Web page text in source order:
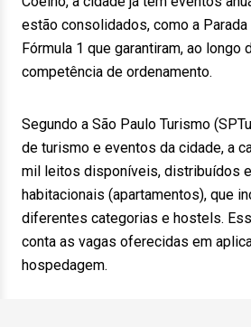
estão consolidados, como a Parada
Fórmula 1 que garantiram, ao longo
competência de ordenamento.
Segundo a São Paulo Turismo
de turismo e eventos da cidade, a
mil leitos disponíveis, distribuídos
habitacionais (apartamentos), que
diferentes categorias e hostels.
conta as vagas oferecidas em
hospedagem.